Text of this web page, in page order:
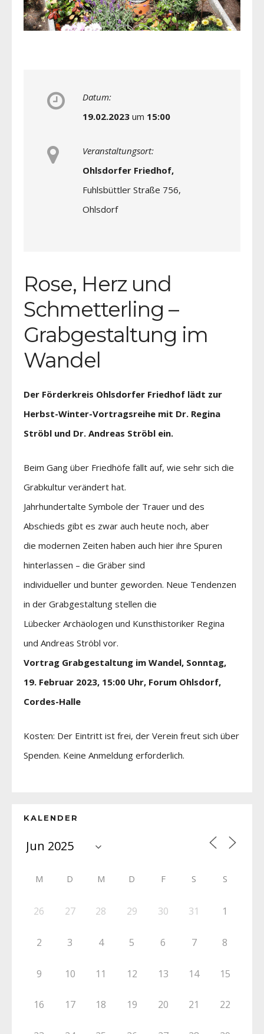
Datum:
19.02.2023 um 15:00
Veranstaltungsort:
Ohlsdorfer Friedhof,
Fuhlsbüttler Straße 756,
Ohlsdorf
Rose, Herz und
Schmetterling –
Grabgestaltung im
Wandel
Der Förderkreis Ohlsdorfer Friedhof lädt zur
Herbst-Winter-Vortragsreihe mit Dr. Regina
Ströbl und Dr. Andreas Ströbl ein.
Beim Gang über Friedhöfe fällt auf, wie sehr sich die
Grabkultur verändert hat.
Jahrhundertalte Symbole der Trauer und des
Abschieds gibt es zwar auch heute noch, aber
die modernen Zeiten haben auch hier ihre Spuren
hinterlassen – die Gräber sind
individueller und bunter geworden. Neue Tendenzen
in der Grabgestaltung stellen die
Lübecker Archäologen und Kunsthistoriker Regina
und Andreas Ströbl vor.
Vortrag Grabgestaltung im Wandel, Sonntag,
19. Februar 2023, 15:00 Uhr, Forum Ohlsdorf,
Cordes-Halle
Kosten: Der Eintritt ist frei, der Verein freut sich über
Spenden. Keine Anmeldung erforderlich.
KALENDER
M D M D F S S
26 27 28 29 30 31 1
2 3 4 5 6 7 8
9 10 11 12 13 14 15
16 17 18 19 20 21 22